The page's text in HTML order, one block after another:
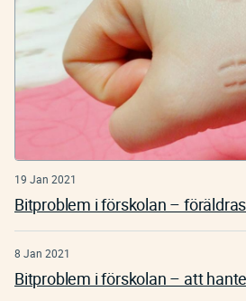
19 Jan 2021
Bitproblem i förskolan –
8 Jan 2021
Bitproblem i förskolan – att